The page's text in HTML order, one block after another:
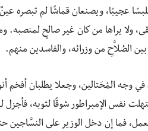
عجيبًا، ويصنعان قماشًا لم تبصره
ولا يراها من كان غير صالحٍ لمنصبه.
بين الصُلاَّحِ من وزرائه، والفاسدين منهم.
وجه المُحَتالين، وجعلا يطلبان أفخم
نفس الإمبراطور شوقًا لثوبه، فأجزل
فما إن دخل الوزير على النسَّاجين